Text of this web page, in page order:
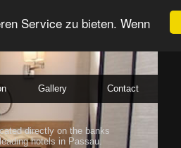
Service zu bieten. Wenn
Gallery Contact
directly on the banks
hotels in Passau.